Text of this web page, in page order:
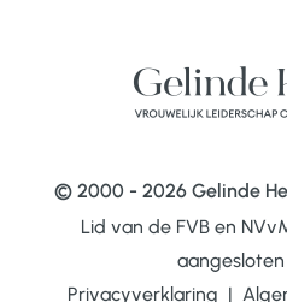
© 2000 - 2026 Gelinde
Lid van de FVB en
Privacyverklaring |